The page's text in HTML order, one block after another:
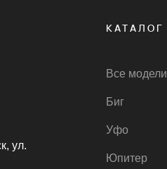
КАТАЛОГ
ул.
Биг
Все модели
Уфо
Юпитер